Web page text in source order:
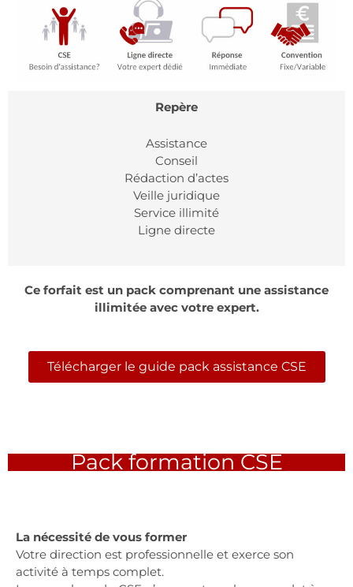
Repère
Assistance
Conseil
Rédaction d’actes
Veille juridique
Service illimité
Ligne directe
Ce forfait est un pack comprenant une assistance
illimitée avec votre expert.
Télécharger le guide pack assistance CSE
Pack formation CSE
La nécessité de vous former
Votre direction est professionnelle et exerce son
activité à temps complet.